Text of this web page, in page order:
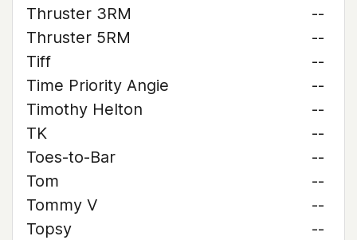
Thruster 3RM
--
Thruster 5RM
--
Tiff
--
Time Priority Angie
--
Timothy Helton
--
TK
--
Toes-to-Bar
--
Tom
--
Tommy V
--
Topsy
--